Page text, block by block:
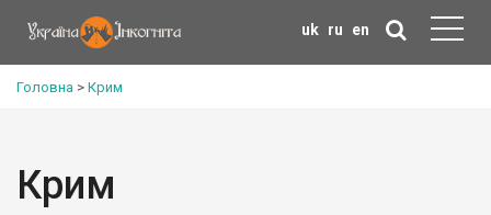
uk ru en
Головна > Крим
Крим